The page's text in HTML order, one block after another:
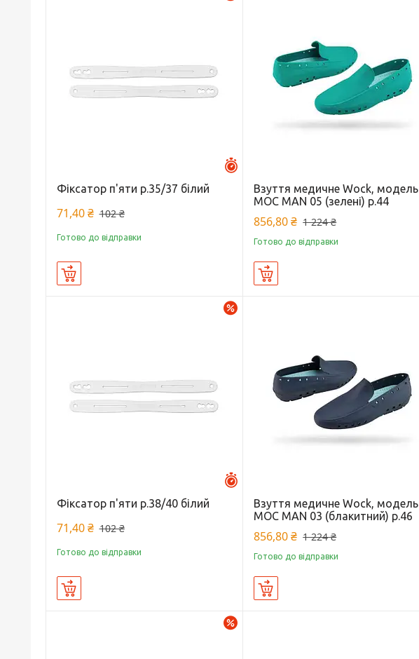
Фіксатор п'яти р.35/37 білий
71,40 ₴ 102 ₴
Готово до відправки
Взуття медичне Wock, модель
MOC MAN 05 (зелені) р.44
856,80 ₴ 1 224 ₴
Готово до відправки
Фіксатор п'яти р.38/40 білий
71,40 ₴ 102 ₴
Готово до відправки
Взуття медичне Wock, модель
MOC MAN 03 (блакитний) р.46
856,80 ₴ 1 224 ₴
Готово до відправки